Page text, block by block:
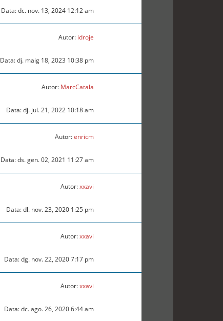
Data: dc. nov. 13, 2024 12:12 am
Autor: idroje
Data: dj. maig 18, 2023 10:38 pm
Autor: MarcCatala
Data: dj. jul. 21, 2022 10:18 am
Autor:enricm
Data: ds. gen. 02, 2021 11:27 am
Autor:xxavi
Data: dl. nov. 23, 2020 1:25 pm
Autor:xxavi
Data: dg. nov. 22, 2020 7:17 pm
Autor:xxavi
Data: dc. ago. 26, 2020 6:44 am